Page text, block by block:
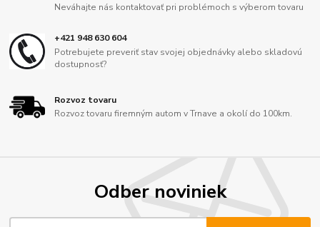
Neváhajte nás kontaktovať pri problémoch s výberom tovaru
+421 948 630 604
Potrebujete preveriť stav svojej objednávky alebo skladovú
dostupnosť?
Rozvoz tovaru
Rozvoz tovaru firemným autom v Trnave a okolí do 100km.
Odber noviniek